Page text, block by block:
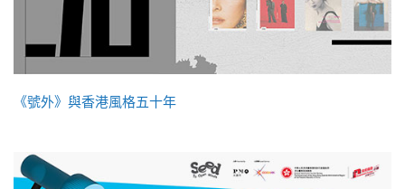
《號外》與香港風格五十年